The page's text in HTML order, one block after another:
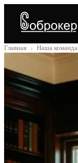
Главная › Наша команда